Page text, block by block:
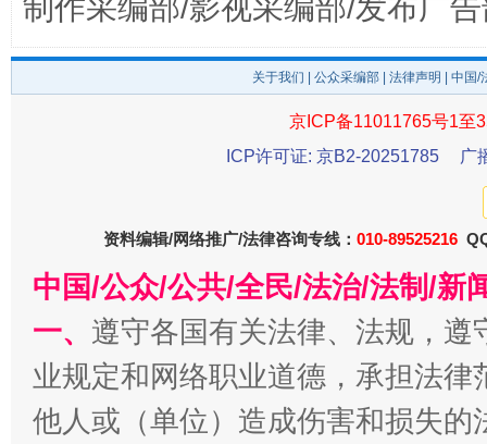
东山县通报“牛蛙产品抗生素超标问题” 法
千年窑火 生生不息 一
制作采编部/影视采编部/发布广
关于我们 公众采编部 法律声明 | 中国
京ICP备11011765号1至
ICP许可证: 京B2-20251785
广
资料编辑/网络推广/法律咨询专线： 010-89525216
中国/公众/公共/全民/法治/法制/新
一、 遵守各国有关法律、法规，
业规定和网络职业道德，承担法
他人或（单位）造成伤害和损失